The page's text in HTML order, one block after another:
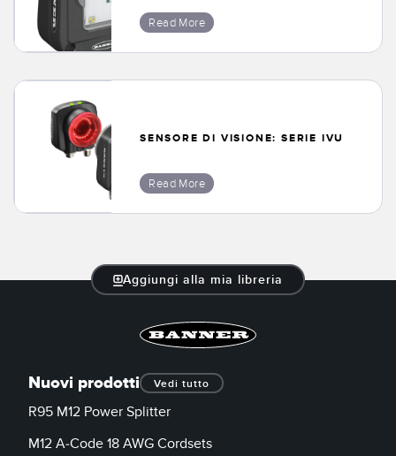
Read More
SENSORE DI VISIONE: SERIE IVU
Read More
Aggiungi alla mia libreria
Nuovi prodotti Vedi tutto
R95 M12 Power Splitter
M12 A-Code 18 AWG Cordsets